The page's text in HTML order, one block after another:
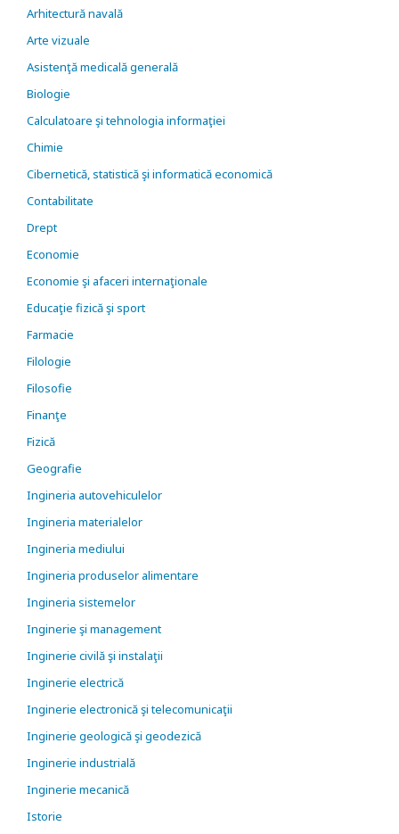
Arhitectură navală
Arte vizuale
Asistenţă medicală generală
Biologie
Calculatoare şi tehnologia informaţiei
Chimie
Cibernetică, statistică şi informatică economică
Contabilitate
Drept
Economie
Economie şi afaceri internaţionale
Educaţie fizică şi sport
Farmacie
Filologie
Filosofie
Finanţe
Fizică
Geografie
Ingineria autovehiculelor
Ingineria materialelor
Ingineria mediului
Ingineria produselor alimentare
Ingineria sistemelor
Inginerie şi management
Inginerie civilă şi instalaţii
Inginerie electrică
Inginerie electronică şi telecomunicaţii
Inginerie geologică şi geodezică
Inginerie industrială
Inginerie mecanică
Istorie